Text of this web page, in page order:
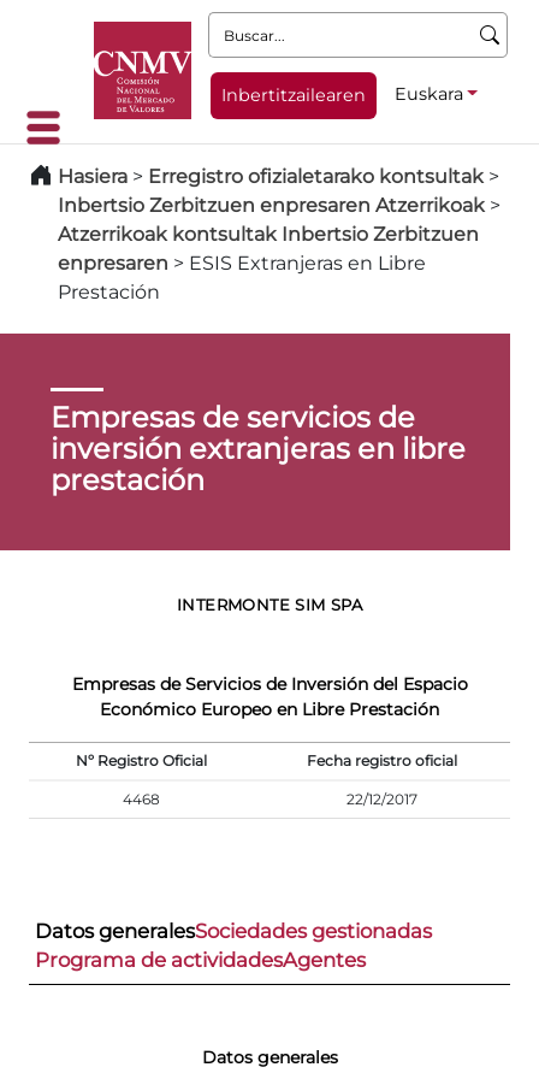
Buscar:
Inbertitzailearen Euskara
Hasiera > Erregistro ofizialetarako kontsultak>
Inbertsio Zerbitzuen enpresaren Atzerrikoak>
Atzerrikoak kontsultak Inbertsio Zerbitzuen
enpresaren > ESIS Extranjeras en Libre
Prestación
Empresas de servicios de
inversión extranjeras en libre
prestación
INTERMONTE SIM SPA
Empresas de Servicios de Inversión del Espacio
Económico Europeo en Libre Prestación
Nº Registro Oficial Fecha registro oficial
4468 22/12/2017
Datos generalesSociedades gestionadas
Programa de actividadesAgentes
Datos generales